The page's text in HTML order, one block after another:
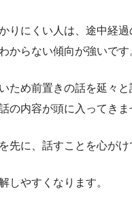
りにくい人は、途中経
からない傾向が強いです
ため前置きの話を延々と
の内容が頭に入ってきま
先に、話すことを心がけ
しやすくなります。